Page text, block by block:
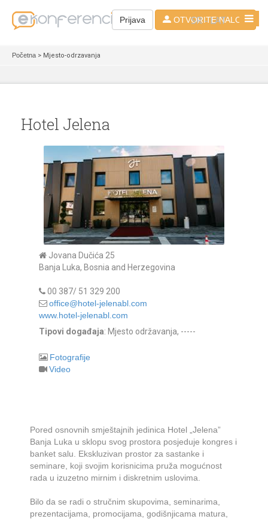
Prijava OTVORITE NALOG
SR - LAT
Početna > Mjesto-odrzavanja
Hotel Jelena
Jovana Dučića 25
Banja Luka, Bosnia and Herzegovina
00 387/ 51 329 200
office@hotel-jelenabl.com
www.hotel-jelenabl.com
Tipovi događaja: Mjesto održavanja, -----
Fotografije
Video
Pored osnovnih smještajnih jedinica Hotel „Jelena”
Banja Luka u sklopu svog prostora posjeduje kongres i
banket salu. Ekskluzivan prostor za sastanke i
seminare, koji svojim korisnicima pruža mogućnost
rada u izuzetno mirnim i diskretnim uslovima.
Bilo da se radi o stručnim skupovima, seminarima,
prezentacijama, promocijama, godišnjicama matura,